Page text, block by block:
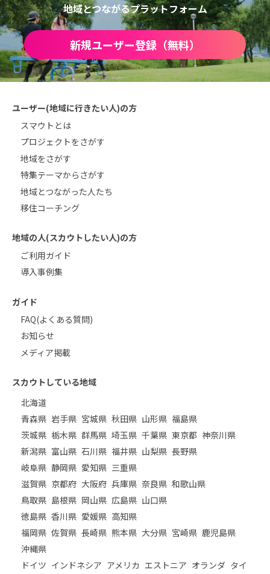
地域とつながるプラットフォーム
新規ユーザー登録（無料）
ユーザー(地域に行きたい人)の方
スマウトとは
プロジェクトをさがす
地域をさがす
特集テーマからさがす
地域とつながった人たち
移住コーチング
地域の人(スカウトしたい人)の方
ご利用ガイド
導入事例集
ガイド
FAQ(よくある質問)
お知らせ
メディア掲載
スカウトしている地域
北海道
青森県 岩手県 宮城県 秋田県 山形県 福島県
茨城県 栃木県 群馬県 埼玉県 千葉県 東京都 神奈川県
新潟県 富山県 石川県 福井県 山梨県 長野県
岐阜県 静岡県 愛知県 三重県
滋賀県 京都府 大阪府 兵庫県 奈良県 和歌山県
鳥取県 島根県 岡山県 広島県 山口県
徳島県 香川県 愛媛県 高知県
福岡県 佐賀県 長崎県 熊本県 大分県 宮崎県 鹿児島県
沖縄県
ドイツ インドネシア アメリカ エストニア オランダ タイ